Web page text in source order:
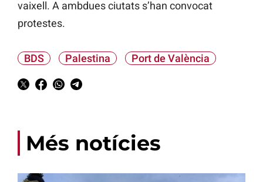
vaixell. A ambdues ciutats s’han convocat
protestes.
BDS Palestina Port de València
Més notícies